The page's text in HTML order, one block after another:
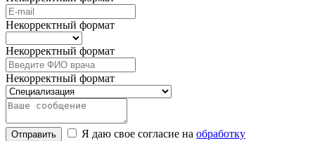
Некорректный формат
Некорректный формат
Некорректный формат
Отправить Я даю свое согласие на обработку